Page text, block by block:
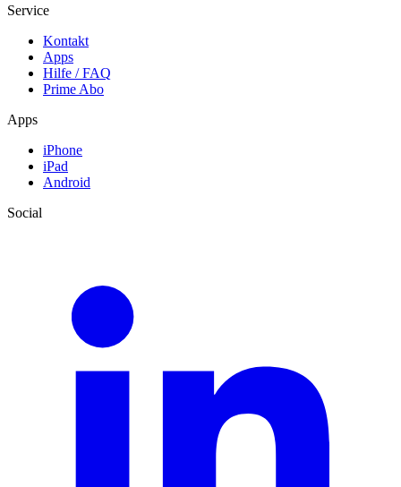
Service
Kontakt
Apps
Hilfe / FAQ
Prime Abo
Apps
iPhone
iPad
Android
Social